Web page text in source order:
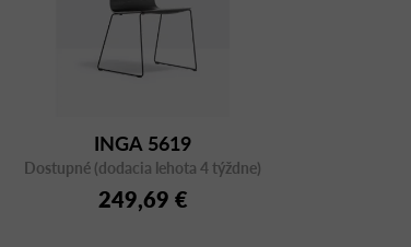
INGA 5619
Dostupné (dodacia lehota 4 týždne)
249,69 €